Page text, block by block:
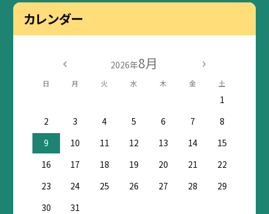
カレンダー
2026年8月
日 月 火 水 木 金 土
1
2
3 4 5 6 7
8
9
10 11 12 13 14
15
16
17 18 19 20 21
22
23
24 25 26 27 28
29
30
31